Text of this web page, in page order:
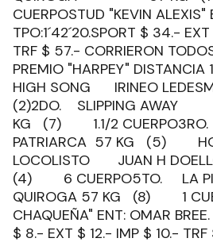
CUERPOSTUD "KEVIN ALEXIS"
TPO:1´42´20.SPORT $ 34.-
TRF $ 57.- CORRIERON
PREMIO "HARPEY"
HIGH SONG IRINEO
(2)2DO. SLIPPING AWAY
KG (7) 1.1/2 CUERPO3RO.
PATRIARCA 57 KG (5)
LOCOLISTO JUAN H
(4) 6 CUERPO5TO. LA
QUIROGA 57 KG (8) 1
CHAQUEÑA" ENT: OMAR
$ 8.- EXT $ 12.- IMP $ 10.- TRF